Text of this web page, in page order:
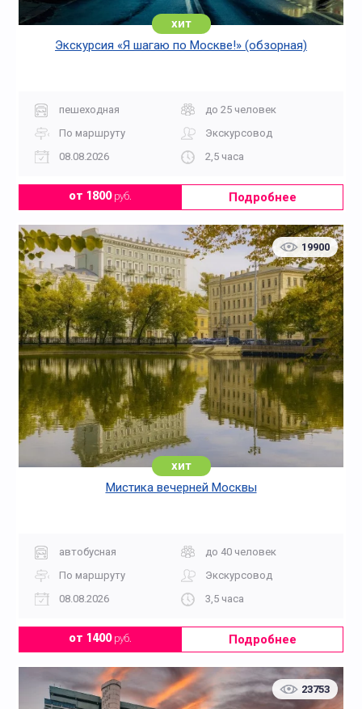
хит
Экскурсия «Я шагаю по Москве!» (обзорная)
пешеходная
до 25 человек
По маршруту
Экскурсовод
08.08.2026
2,5 часа
от 1800руб. Подробнее
19900
хит
Мистика вечерней Москвы
автобусная
до 40 человек
По маршруту
Экскурсовод
08.08.2026
3,5 часа
от 1400руб. Подробнее
23753